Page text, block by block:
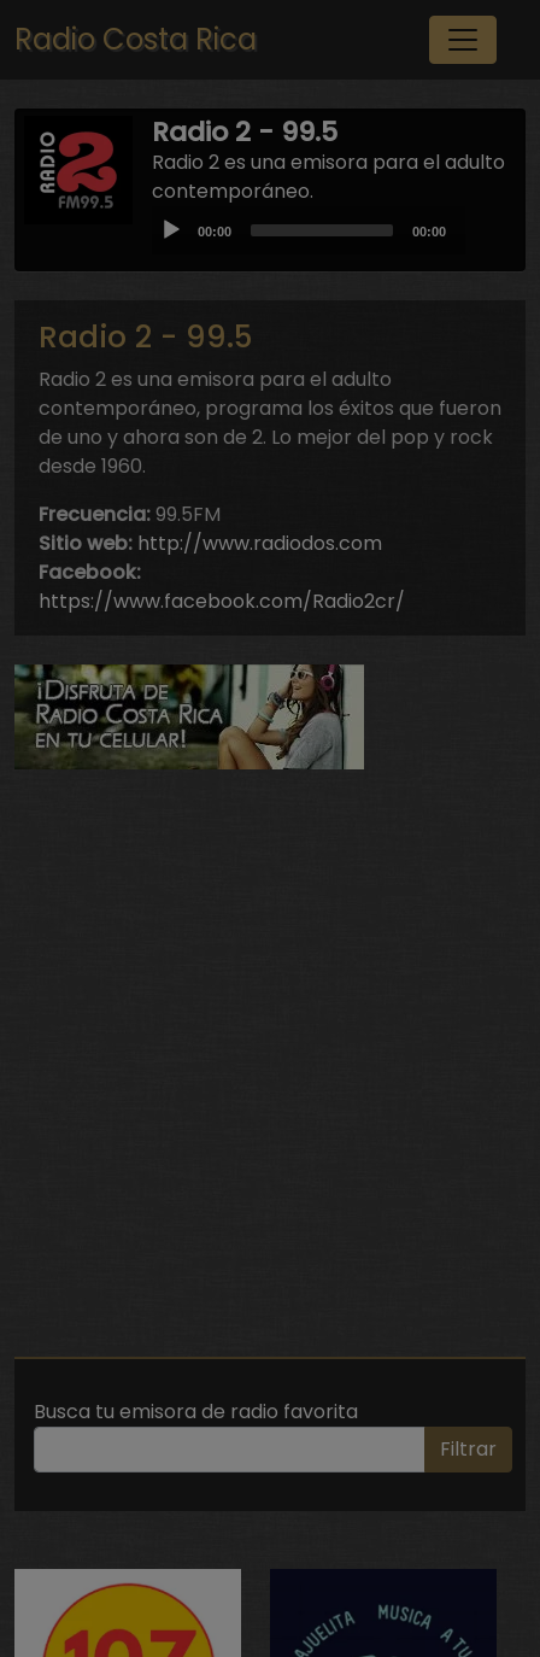
Pasar al contenido principal
Radio Costa Rica
Radio 2 - 99.5
Radio 2 es una emisora para el adulto
contemporáneo.
Audio
Player
Current
00:00
Total
00:00
Radio 2 - 99.5
Radio 2 es una emisora para el adulto
contemporáneo, programa los éxitos que fueron
de uno y ahora son de 2. Lo mejor del pop y rock
desde 1960.
Frecuencia:99.5FM
Sitio web: http://www.radiodos.com
Facebook:
https://www.facebook.com/Radio2cr/
Busca tu emisora de radio favorita
Filtrar